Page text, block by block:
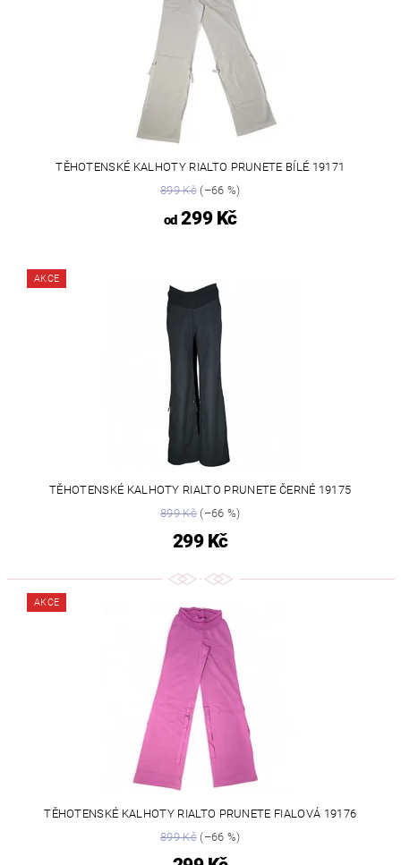
TĚHOTENSKÉ KALHOTY RIALTO PRUNETE BÍLÉ 19171
899 Kč(–66 %)
od299 Kč
AKCE
TĚHOTENSKÉ KALHOTY RIALTO PRUNETE ČERNÉ 19175
899 Kč(–66 %)
299 Kč
AKCE
TĚHOTENSKÉ KALHOTY RIALTO PRUNETE FIALOVÁ 19176
899 Kč(–66 %)